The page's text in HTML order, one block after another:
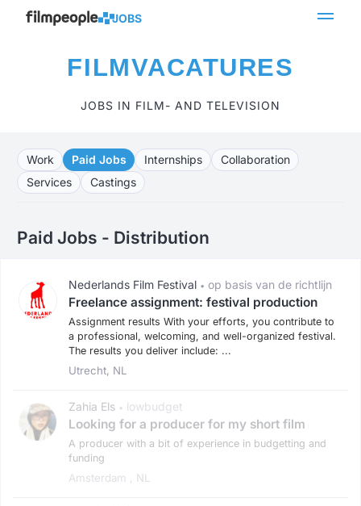
JOBS
FILMVACATURES
JOBS IN FILM- AND TELEVISION
Work Paid Jobs Internships
Collaboration
Services
Castings
Paid Jobs - Distribution
Nederlands Film Festival • op basis van de richtlijn
zzp-starttarieven van de Ketentafel Filmfestivals.
Freelance assignment: festival production
Assignment results With your efforts, you contribute to
a professional, welcoming, and well-organized festival.
The results you deliver include: ...
Utrecht, NL
Zahia Els • lowbudget
Looking for a producer for my short film
A producer with a bit of experience in budgetting and
funding
Amsterdam , NL